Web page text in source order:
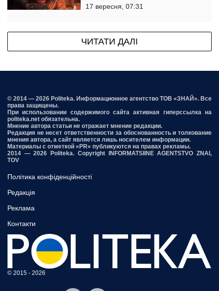
17 вересня, 07:31
ЧИТАТИ ДАЛІ
© 2014 — 2026 Politeka. Информационное агентство ТОВ «ЗНАЙ». Все
права защищены.
При использовании содержимого сайта активная гиперссылка на
politeka.net обязательна.
Мнение автора статьи не отражает мнение редакции.
Редакция не несет ответственности за обоснованность и толкование
мнения автора, а сайт является лишь носителем информации.
Материалы с отметкой «PR» публикуются на правах рекламы.
2014 — 2026 Politeka. Copyright INFORMATSIINE AGENTSTVO ZNAI,
TOV
Політика конфіденційності
Редакція
Реклама
Контакти
© 2015 - 2026